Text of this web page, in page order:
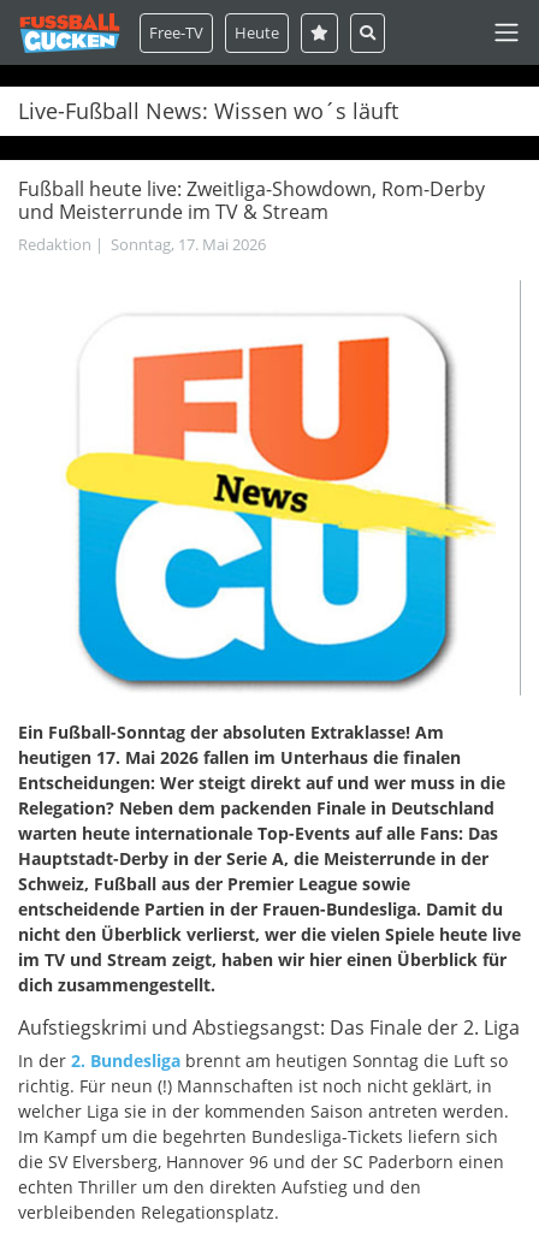
Free-TV Heute
Live-Fußball News: Wissen wo´s läuft
Fußball heute live: Zweitliga-Showdown, Rom-Derby
und Meisterrunde im TV & Stream
Redaktion | Sonntag, 17. Mai 2026
Ein Fußball-Sonntag der absoluten Extraklasse! Am
heutigen 17. Mai 2026 fallen im Unterhaus die finalen
Entscheidungen: Wer steigt direkt auf und wer muss in die
Relegation? Neben dem packenden Finale in Deutschland
warten heute internationale Top-Events auf alle Fans: Das
Hauptstadt-Derby in der Serie A, die Meisterrunde in der
Schweiz, Fußball aus der Premier League sowie
entscheidende Partien in der Frauen-Bundesliga. Damit du
nicht den Überblick verlierst, wer die vielen Spiele heute live
im TV und Stream zeigt, haben wir hier einen Überblick für
dich zusammengestellt.
Aufstiegskrimi und Abstiegsangst: Das Finale der 2. Liga
In der 2. Bundesliga brennt am heutigen Sonntag die Luft so
richtig. Für neun (!) Mannschaften ist noch nicht geklärt, in
welcher Liga sie in der kommenden Saison antreten werden.
Im Kampf um die begehrten Bundesliga-Tickets liefern sich
die SV Elversberg, Hannover 96 und der SC Paderborn einen
echten Thriller um den direkten Aufstieg und den
verbleibenden Relegationsplatz.